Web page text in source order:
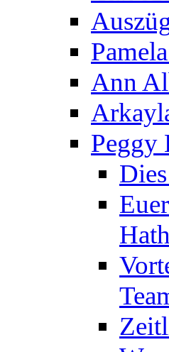
Ann
Peggy